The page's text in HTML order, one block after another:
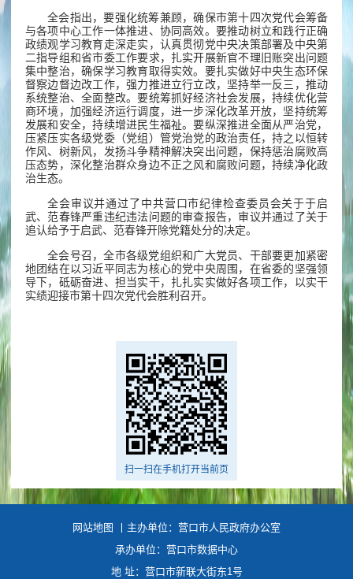
全会指出，要强化统筹兼顾，确保市第十四次党代会筹备
与各项中心工作一体推进、协同高效。要推动树立和践行正确
政绩观学习教育走深走实，认真贯彻党中央决策部署及中央第
二指导组和省市委工作要求，扎实开展新官不理旧账突出问题
集中整治，确保学习教育取得实效。要扎实做好中央生态环保
督察边督边改工作，强力推进立行立改，坚持举一反三，推动
系统整治、全面整改。要统筹抓好经济社会发展，持续优化营
商环境，加强经济运行调度，进一步深化改革开放，坚持统筹
发展和安全，持续增进民生福祉。要纵深推进全面从严治党，
压紧压实各级党委（党组）管党治党的政治责任，持之以恒转
作风、树新风，发扬斗争精神解决突出问题，保持惩治腐败高
压态势，深化整治群众身边不正之风和腐败问题，持续净化政
治生态。
全会审议并通过了中共营口市纪律检查委员会关于于启
武、范春锋严重违纪违法问题的审查报告，审议并通过了关于
追认给予于启武、范春锋开除党籍处分的决定。
全会号召，全市各级党组织和广大党员、干部要更加紧密
地团结在以习近平同志为核心的党中央周围，在省委的坚强领
导下，砥砺奋进、担当实干，扎扎实实做好各项工作，以实干
实绩迎接市第十四次党代会胜利召开。
扫一扫在手机打开当前页
网站地图
丨主办单位：营口市人民政府办公室
承办单位：营口市数据中心
地 址：营口市新联大街东1号